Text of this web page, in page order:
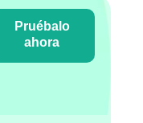
Pruébalo
ahora